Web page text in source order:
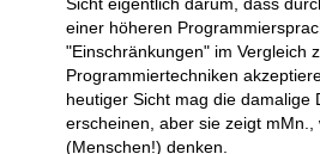
einer höheren
"Einschränkungen" im Vergleich
Programmiertechniken
heutiger Sicht mag die damalige
erscheinen, aber sie zeigt
(Menschen!) denken.